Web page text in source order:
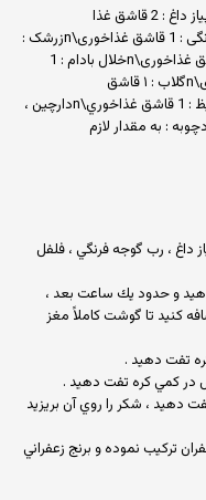
برنج : 6 پیمانه\nگوشت گوسفندی : 500 گرم\nپياز داغ : 2 قاشق غذا
خوری\nشکر : 1 قاشق‏ غذاخوری \nرب گوجه ‏فرنگی : 1 قاشق‏ غذاخوری\nزرشک :
2 قاشق غذاخوری\nخلال پرتقال شیرین : 1 قاشق‏ غذاخوری\nخلال بادام : 1
قاشق ‏غذاخوری\nخلال پسته : 1 قاشق‏ غذاخوری\nگلاب : ۱ قاشق‏
غذاخوری\nکره : 100 گرم\nزعفران آب گرفته غليظ : 1 قاشق‏ غذاخوري\nدارچین ،
داغ ، رب گوجه فرنگي ، فلفل
قرار دهيد و حدود يك ساعت بعد ،
كنيد تا گوشت كاملاً مغز
دهيد ، شكر را روي آن بريزيد
تركيب نموده و برنج زعفراني